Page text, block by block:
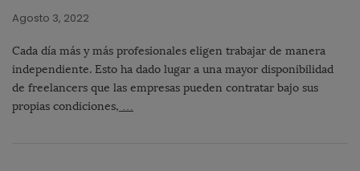
Agosto 3, 2022
Cada día más y más profesionales eligen trabajar de manera
independiente. Esto ha dado lugar a una mayor disponibilidad
de freelancers que las empresas pueden contratar bajo sus
propias condiciones, …